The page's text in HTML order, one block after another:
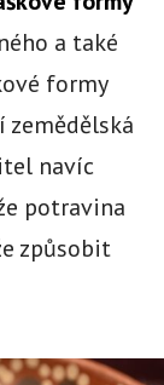
a také
formy
navíc
potravina
způsobit